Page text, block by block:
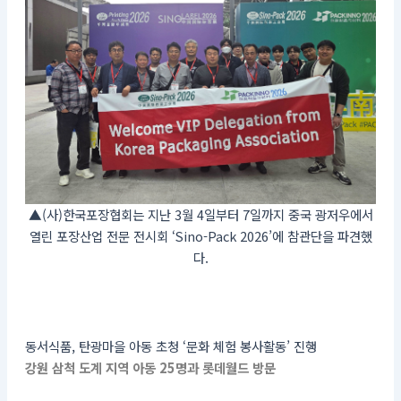
▲(사)한국포장협회는 지난 3월 4일부터 7일까지 중국 광저우에서
열린 포장산업 전문 전시회 ‘Sino-Pack 2026’에 참관단을 파견했
다.
동서식품, 탄광마을 아동 초청 ‘문화 체험 봉사활동’ 진행
강원 삼척 도계 지역 아동 25명과 롯데월드 방문